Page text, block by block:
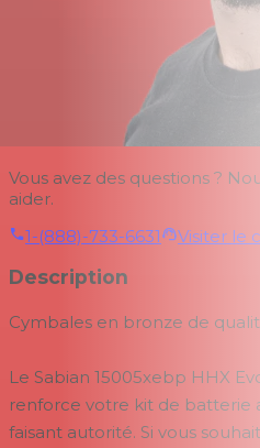
Vous avez des questions ?
aider.
1-(888)-733-6631
Visiter le
Description
Cymbales en bronze de
Le Sabian 15005xebp HHX
renforce votre kit de batterie
faisant autorité. Si vous